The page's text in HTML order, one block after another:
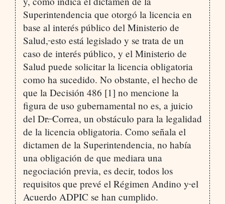
Superintendencia que otorgó la licencia en
base al interés público del Ministerio de
Salud, esto está legislado y se trata de un
caso de interés público, y el Ministerio de
Salud puede solicitar la licencia obligatoria
como ha sucedido. No obstante, el hecho de
que la Decisión 486 [1] no mencione la
figura de uso gubernamental no es, a juicio
del Dr.Correa, un obstáculo para la legalidad
de la licencia obligatoria. Como señala el
dictamen de la Superintendencia, no había
una obligación de que mediara una
negociación previa, es decir, todos los
requisitos que prevé el Régimen Andino y el
Acuerdo ADPIC se han cumplido.